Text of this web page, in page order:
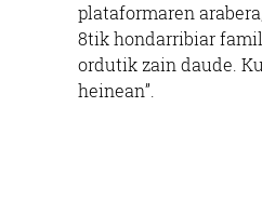
plataformaren
8tik hondarribiar
ordutik zain daude.
heinean”.